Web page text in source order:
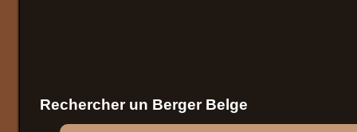
Rechercher un Berger Belge